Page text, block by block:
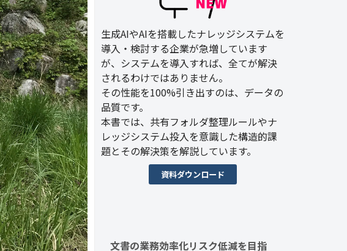
生成AIやAIを搭載したナレッジシステムを
導入・検討する企業が急増しています
が、システムを導入すれば、全てが解決
されるわけではありません。
その性能を100%引き出すのは、データの
品質です。
本書では、共有フォルダ整理ルールやナ
レッジシステム投入を意識した構造的課
題とその解決策を解説しています。
資料ダウンロード
文書の業務効率化リスク低減を目指